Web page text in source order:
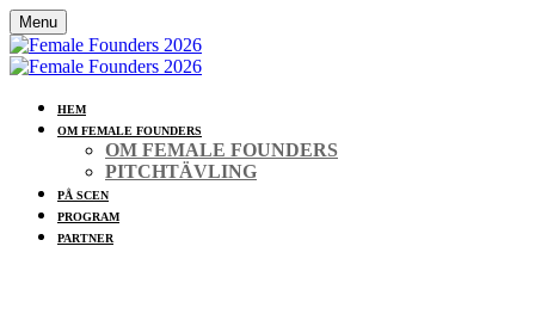
Menu
HEM
OM FEMALE FOUNDERS
OM FEMALE FOUNDERS
PITCHTÄVLING
PÅ SCEN
PROGRAM
PARTNER